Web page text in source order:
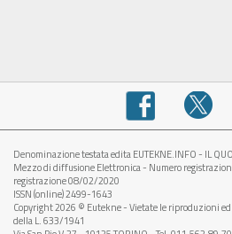
Denominazione testata edita EUTEKNE.INFO - IL
Mezzo di diffusione Elettronica - Numero
registrazione 08/02/2020
ISSN (online) 2499-1643
Copyright 2026 © Eutekne - Vietate le riproduzioni
della L. 633/1941